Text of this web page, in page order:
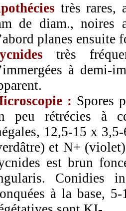
très rares,
de diam., noires
planes ensuite
très
à demi-
: Spores
peu rétrécies à
12,5-15 x
et N+
est brun
Conidies
à la base,